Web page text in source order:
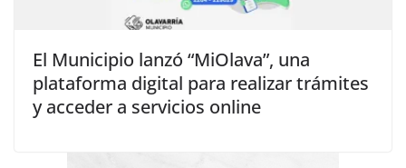
El Municipio lanzó “MiOlava”, una
plataforma digital para realizar trámites
y acceder a servicios online